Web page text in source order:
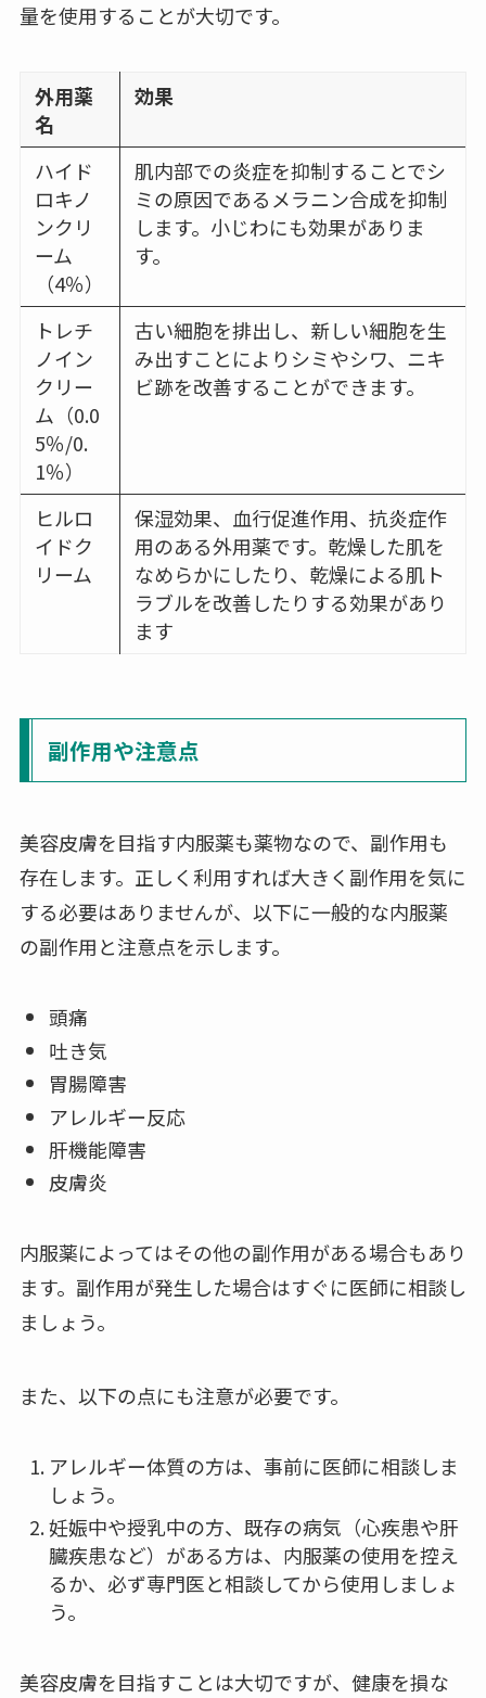
量を使用することが大切です。
外用薬
名
効果
ハイド
ロキノ
ンクリ
ーム
（4％）
肌内部での炎症を抑制することでシ
ミの原因であるメラニン合成を抑制
します。小じわにも効果がありま
す。
トレチ
ノイン
クリー
ム（0.0
5％/0.
1％）
古い細胞を排出し、新しい細胞を生
み出すことによりシミやシワ、ニキ
ビ跡を改善することができます。
ヒルロ
イドク
リーム
保湿効果、血行促進作用、抗炎症作
用のある外用薬です。乾燥した肌を
なめらかにしたり、乾燥による肌ト
ラブルを改善したりする効果があり
ます
副作用や注意点
美容皮膚を目指す内服薬も薬物なので、副作用も
存在します。正しく利用すれば大きく副作用を気に
する必要はありませんが、以下に一般的な内服薬
の副作用と注意点を示します。
頭痛
吐き気
胃腸障害
アレルギー反応
肝機能障害
皮膚炎
内服薬によってはその他の副作用がある場合もあり
ます。副作用が発生した場合はすぐに医師に相談し
ましょう。
また、以下の点にも注意が必要です。
アレルギー体質の方は、事前に医師に相談しま
しょう。
妊娠中や授乳中の方、既存の病気（心疾患や肝
臓疾患など）がある方は、内服薬の使用を控え
るか、必ず専門医と相談してから使用しましょ
う。
美容皮膚を目指すことは大切ですが、健康を損な